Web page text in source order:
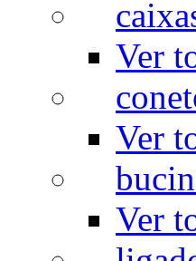
Ver
Ver
Ver